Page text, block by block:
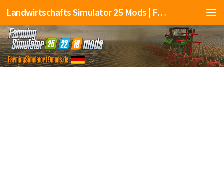
Landwirtschafts Simulator 25 Mods | Farming Simulator 25 Mods | FS25 Mods